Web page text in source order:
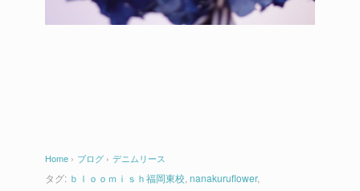
Home › ブログ › デニムリース
タグ: ｂｌｏｏｍｉｓｈ福岡東校 nanakuruflower,